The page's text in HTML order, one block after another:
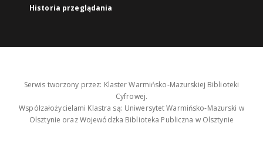
Historia przeglądania
Serwis tworzony przez: Klaster Warmińsko-Mazurskiej Biblioteki
Cyfrowej.
Współzałożycielami Klastra są: Uniwersytet Warmińsko-Mazurski w
Olsztynie oraz Wojewódzka Biblioteka Publiczna w Olsztynie